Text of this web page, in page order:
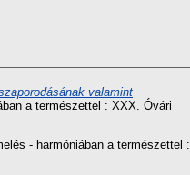
valamint
a természettel : XXX. Óvári
- harmóniában a természettel :